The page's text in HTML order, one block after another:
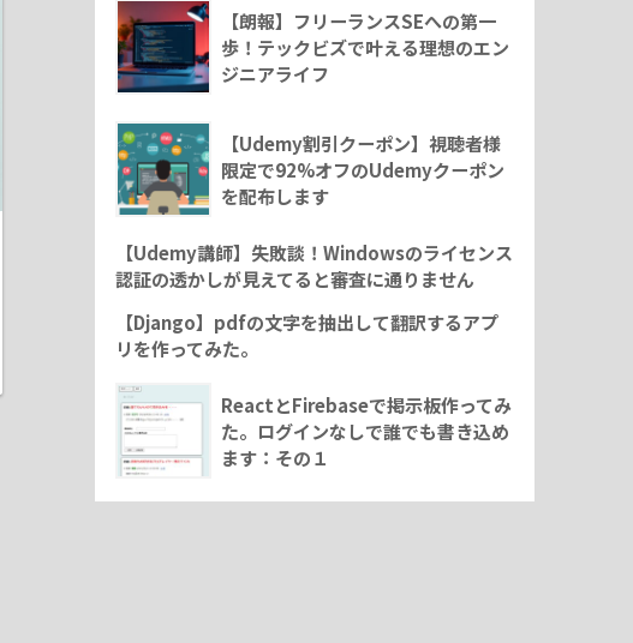
【朗報】フリーランスSEへの第一
歩！テックビズで叶える理想のエン
ジニアライフ
【Udemy割引クーポン】視聴者様
限定で92%オフのUdemyクーポン
を配布します
【Udemy講師】失敗談！Windowsのライセンス
認証の透かしが見えてると審査に通りません
【Django】pdfの文字を抽出して翻訳するアプ
リを作ってみた。
ReactとFirebaseで掲示板作ってみ
た。ログインなしで誰でも書き込め
ます：その１